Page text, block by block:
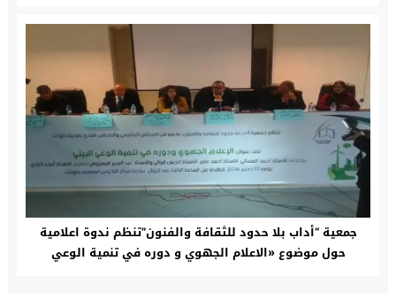
جمعية “أداب بلا حدود للثقافة والفنون”تنظم ندوة اعلامية
حول موضوع «الاعلام الجهوي و دوره في تنمية الوعي